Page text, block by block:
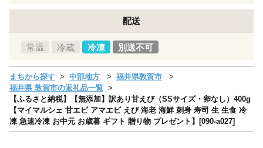
配送
常温 冷蔵 冷凍 別送不可
まちから探す 中部地方
福井県敦賀市
福井県 敦賀市の返礼品一覧
【ふるさと納税】【無添加】訳あり甘えび（SSサイズ・卵なし）400g
【マイマルシェ 甘エビ アマエビ えび 海老 海鮮 刺身 寿司 生 生食 冷
凍 急速冷凍 お中元 お歳暮 ギフト 贈り物 プレゼント】[090-a027]